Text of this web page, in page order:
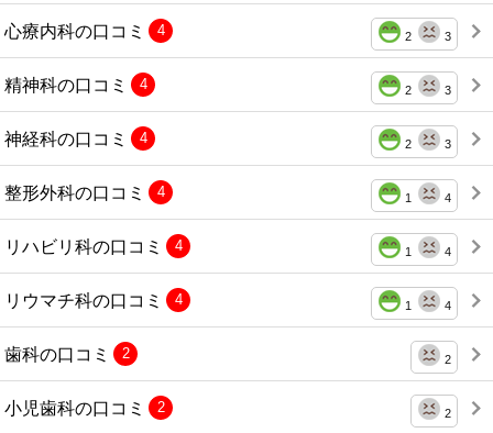
心療内科の口コミ 2 3
4
精神科の口コミ 2 3
4
神経科の口コミ 2 3
4
整形外科の口コミ 1 4
4
リハビリ科の口コミ 1 4
4
リウマチ科の口コミ 1 4
4
歯科の口コミ 2
2
小児歯科の口コミ 2
2